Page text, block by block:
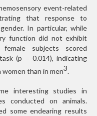
event-related
that response to
In particular, while
function did not exhibit
subjects scored
(p = 0.014), indicating
than in men3
interesting studies in
conducted on animals.
some endearing results